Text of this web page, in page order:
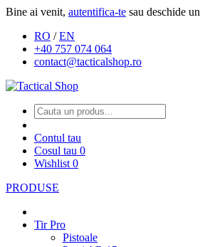
Bine ai venit, autentifica-te sau deschide un
RO /EN
+40 757 074 064
contact@tacticalshop.ro
Contul tau
Cosul tau 0
Wishlist 0
PRODUSE
Tir Pro
Pistoale